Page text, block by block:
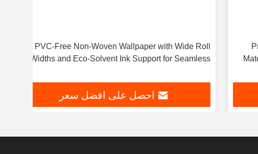
PVC-Free Non-Woven Wallpaper with Wide Roll
Widths and Eco-Solvent Ink Support for Seamless
احصل على افضل سعر